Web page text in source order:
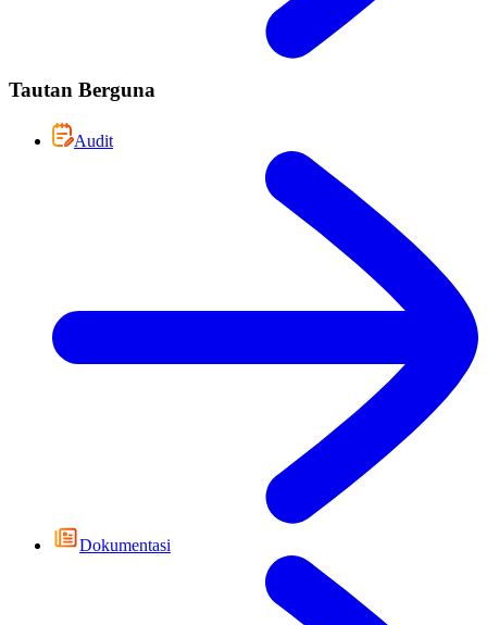
Tautan Berguna
Audit
Dokumentasi